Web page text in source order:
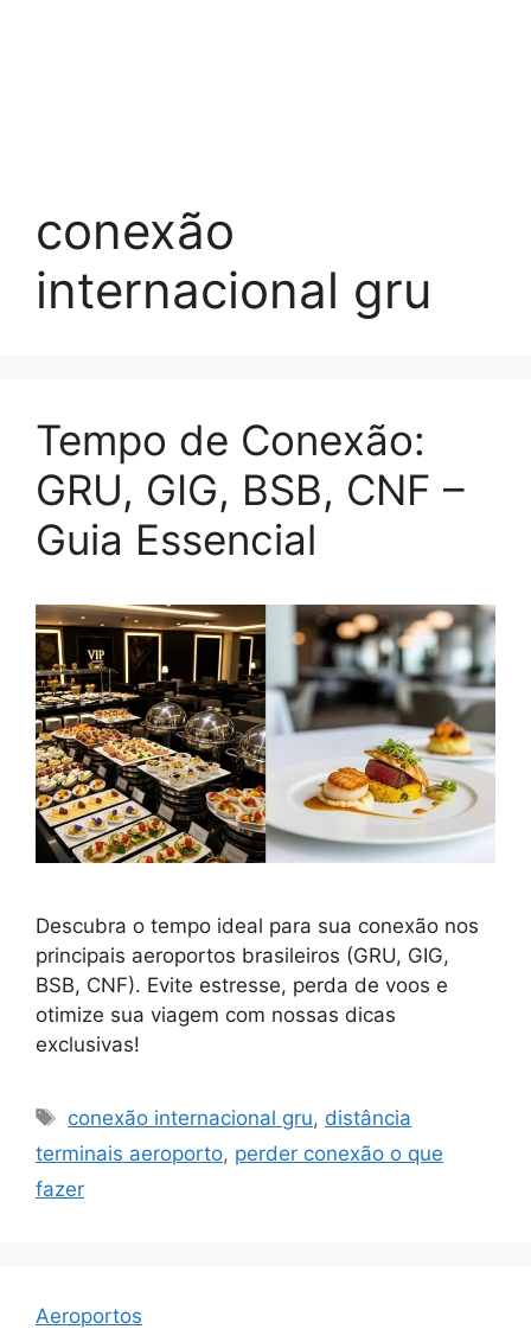
conexão
internacional gru
Tempo de Conexão:
GRU, GIG, BSB, CNF –
Guia Essencial
Descubra o tempo ideal para sua conexão nos
principais aeroportos brasileiros (GRU, GIG,
BSB, CNF). Evite estresse, perda de voos e
otimize sua viagem com nossas dicas
exclusivas!
Tags
conexão internacional gru, distância
terminais aeroporto, perder conexão o que
fazer
Aeroportos